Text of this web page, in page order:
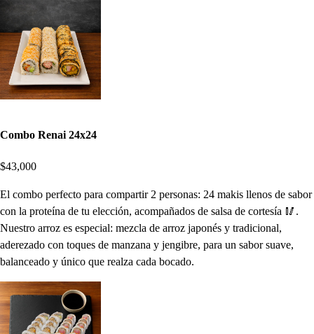
Combo Renai 24x24
$43,000
El combo perfecto para compartir 2 personas: 24 makis llenos de sabor
con la proteína de tu elección, acompañados de salsa de cortesía 🥢.
Nuestro arroz es especial: mezcla de arroz japonés y tradicional,
aderezado con toques de manzana y jengibre, para un sabor suave,
balanceado y único que realza cada bocado.